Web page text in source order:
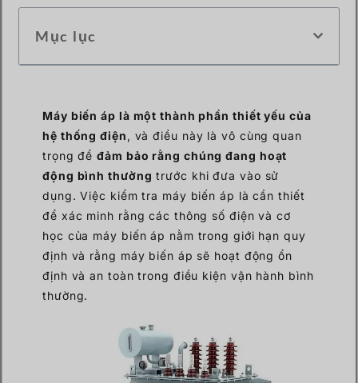
Mục lục
Máy biến áp là một thành phần thiết yếu của
hệ thống điện , và điều này là vô cùng quan
trọng đểđảm bảo rằng chúng đang hoạt
động bình thường trước khi đưa vào sử
dụng. Việc kiểm tra máy biến áp là cần thiết
để xác minh rằng các thông số điện và cơ
học của máy biến áp nằm trong giới hạn quy
định và rằng máy biến áp sẽ hoạt động ổn
định và an toàn trong điều kiện vận hành bình
thường.